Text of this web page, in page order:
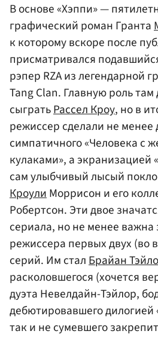
В основе «Хэппи» —
графический роман Гранта
к которому вскоре после
присматривался
рэпер RZA из легендарной
Tang Clan. Главную роль
сыгратьРассел Кроу, но в
режиссер сделали не менее
симпатичного «Человека с
кулаками», а экранизацией
сам улыбчивый лысый
КроулиМоррисон и его
Робертсон. Эти двое
сериала, но не менее важна
режиссера первых двух (во
серий. Им сталБрайан
расколовшегося (хочется
дуэта Невелдайн-Тэйлор,
дебютировавшего дилогией
так и не сумевшего